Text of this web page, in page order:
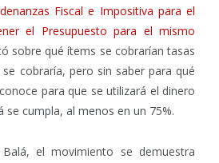
Fiscal e Impositiva para el
el Presupuesto para el mismo
sobre qué ítems se cobrarían tasas
cobraría, pero sin saber para qué
para que se utilizará el dinero
se cumpla, al menos en un 75%.
el movimiento se demuestra